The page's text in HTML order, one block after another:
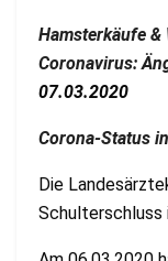
Hamsterkäufe &
Coronavirus:
07.03.2020
Corona-Status
Die
Schulterschluss